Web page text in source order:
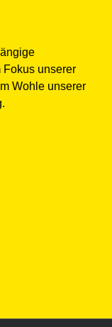
Fokus unserer
Wohle unserer